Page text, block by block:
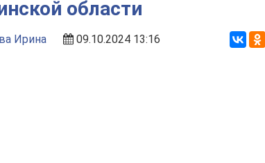
области
Ирина 09.10.2024 13:16